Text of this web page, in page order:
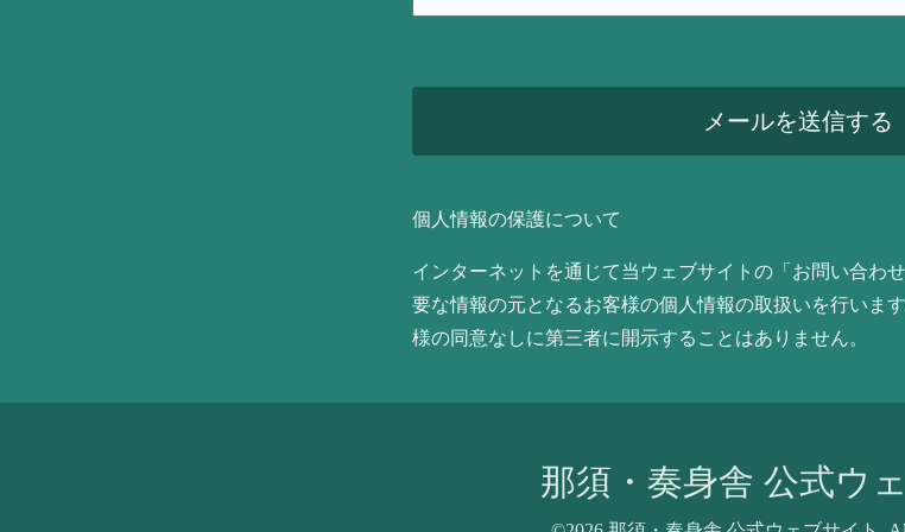
個人情報の保護について
インターネットを通じて当ウェブサイトの「お問い合わ
要な情報の元となるお客様の個人情報の取扱いを行いま
様の同意なしに第三者に開示することはありません。
那須・奏身舎 公式ウ